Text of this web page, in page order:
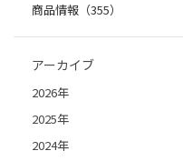
商品情報（355）
アーカイブ
2026年
2025年
2024年